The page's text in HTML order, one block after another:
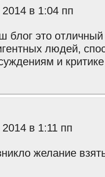
в 1:04 пп
блог это отличный
людей,
и
в 1:11 пп
желание